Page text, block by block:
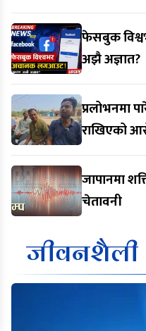
फेसबुक
अझै अज्ञात?
प्रलोभनमा
राखिएको
जापानमा
चेतावनी
जीवनशैली